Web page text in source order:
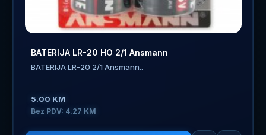
BATERIJA LR-20 HO 2/1 Ansmann
BATERIJA LR-20 2/1 Ansmann..
5.00 KM
Bez PDV: 4.27 KM